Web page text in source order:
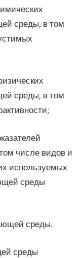
среды, в том
среды, в том
числе видов и
используемых
среды
среды.
среды